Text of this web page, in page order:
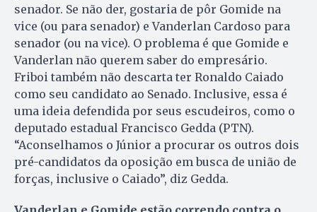
senador. Se não der, gostaria de pôr Gomide na
vice (ou para senador) e Vanderlan Cardoso para
senador (ou na vice). O problema é que Gomide e
Vanderlan não querem saber do empresário.
Friboi também não descarta ter Ronaldo Caiado
como seu candidato ao Senado. Inclusive, essa é
uma ideia defendida por seus escudeiros, como o
deputado estadual Francis­co Gedda (PTN).
“Aconselhamos o Júnior a procurar os outros dois
pré-candidatos da oposição em busca de união de
forças, inclusive o Caiado”, diz Gedda.